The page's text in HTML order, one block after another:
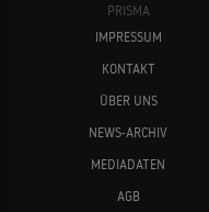
PRISMA
IMPRESSUM
KONTAKT
ÜBER UNS
NEWS-ARCHIV
MEDIADATEN
AGB